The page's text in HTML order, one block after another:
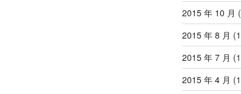
2015 年 10 月
2015 年 8 月
2015 年 7 月
2015 年 4 月